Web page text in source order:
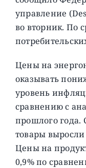
управление
во вторник. По
Цены на
оказывать
уровень
сравнению с
прошлого года.
товары выросли
Цены на
0,9% по